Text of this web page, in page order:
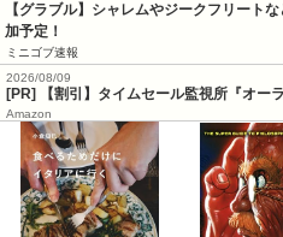
【グラブル】シャレムやジークフリート
加予定！
ミニゴブ速報
2026/08/09
[PR] 【割引】タイムセール監視所『オー
Amazon